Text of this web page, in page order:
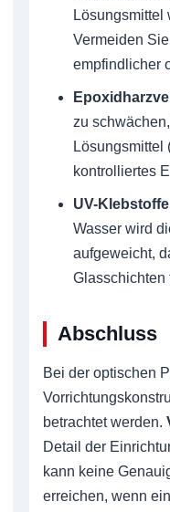
Lösungsmittel
Vermeiden
empfindlicher
zu
Lösungsmittel
kontrolliertes
UV-
Wasser wird
aufgeweicht,
Glasschichten
Abschluss
Bei der optischen
betrachtet werden.
Detail der
kann keine
erreichen, wenn